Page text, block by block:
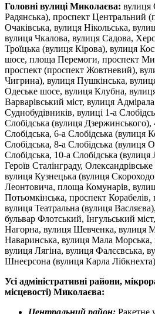
Головні вулиці Миколаєва: вулиця
Радянська), проспект Центральний
Очаківська, вулиця Нікольська,
вулиця Чкалова, вулиця Садова,
Троїцька (вулиця Кірова), вулиця
шосе, площа Перемоги, проспект
проспект (проспект Жовтневий),
Чигрина), вулиця Пушкінська,
Одеське шосе, вулиця Клубна,
Варварівський міст, вулиця
Суднобудівників, вулиці 1-а
Слобідська (вулиця Дзержинського),
Слобідська, 6-а Слобідська (вулиця
Слобідська, 8-а Слобідська (вулиця
Слобідська, 10-а Слобідська
Героїв Сталінграду,
вулиця Кузнецька (вулиця
Леонтовича, площа Комунарів,
Потьомкінська, проспект Корабелів,
вулиця Театральна (вулиця
бульвар Флотський, Інгульський
Нагорна, вулиця Шевченка, вулиця
Наваринська, вулиця Мала Морська,
вулиця Лягіна, вулиця Фалєєвська,
Шнеєрсона (вулиця Карла
Усі адміністративні райони,
місцевості) Миколаєва:
Центральний район: Ракетне